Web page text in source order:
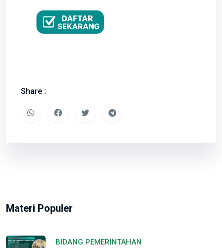
Materi Populer
BIDANG PEMERINTAHAN
Share :